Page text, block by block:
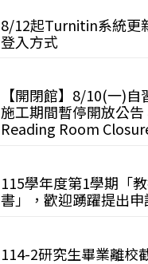
8/12起Turnitin系統更
登入方式
【開閉館】8/10(一)
施工期間暫停開放公
Reading Room
115學年度第1學期「
書」，歡迎踴躍提出申
114-2研究生畢業離校